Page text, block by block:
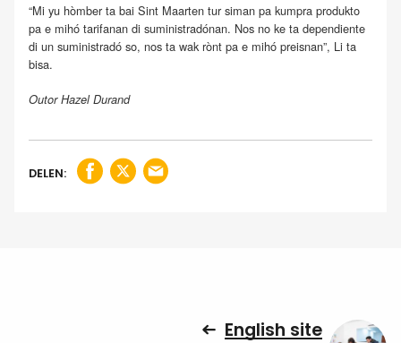
“Mi yu hòmber ta bai Sint Maarten tur siman pa kumpra produkto
pa e mihó tarifanan di suministradónan. Nos no ke ta dependiente
di un suministradó so, nos ta wak rònt pa e mihó preisnan”, Li ta
bisa.
Outor Hazel Durand
DELEN:
English site